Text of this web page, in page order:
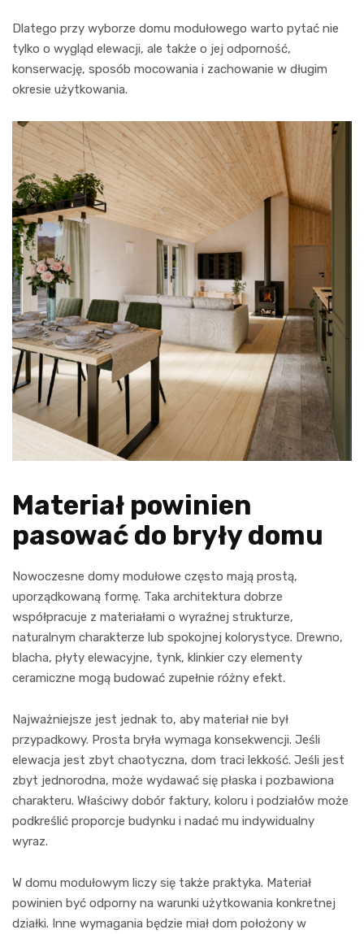
Dlatego przy wyborze domu modułowego warto pytać nie
tylko o wygląd elewacji, ale także o jej odporność,
konserwację, sposób mocowania i zachowanie w długim
okresie użytkowania.
Materiał powinien
pasować do bryły domu
Nowoczesne domy modułowe często mają prostą,
uporządkowaną formę. Taka architektura dobrze
współpracuje z materiałami o wyraźnej strukturze,
naturalnym charakterze lub spokojnej kolorystyce. Drewno,
blacha, płyty elewacyjne, tynk, klinkier czy elementy
ceramiczne mogą budować zupełnie różny efekt.
Najważniejsze jest jednak to, aby materiał nie był
przypadkowy. Prosta bryła wymaga konsekwencji. Jeśli
elewacja jest zbyt chaotyczna, dom traci lekkość. Jeśli jest
zbyt jednorodna, może wydawać się płaska i pozbawiona
charakteru. Właściwy dobór faktury, koloru i podziałów może
podkreślić proporcje budynku i nadać mu indywidualny
wyraz.
W domu modułowym liczy się także praktyka. Materiał
powinien być odporny na warunki użytkowania konkretnej
działki. Inne wymagania będzie miał dom położony w